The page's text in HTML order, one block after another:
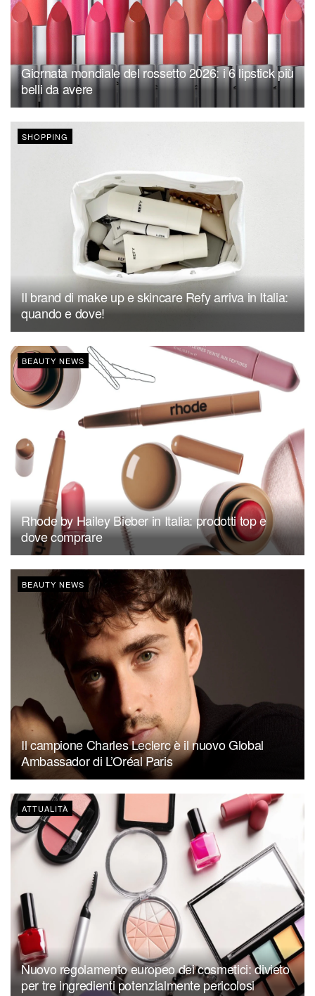
Giornata mondiale del rossetto 2026: i 6 lipstick più
belli da avere
SHOPPING
Il brand di make up e skincare Refy arriva in Italia:
quando e dove!
BEAUTY NEWS
Rhode by Hailey Bieber in Italia: prodotti top e
dove comprare
BEAUTY NEWS
Il campione Charles Leclerc è il nuovo Global
Ambassador di L’Oréal Paris
ATTUALITÀ
Nuovo regolamento europeo dei cosmetici: divieto
per tre ingredienti potenzialmente pericolosi